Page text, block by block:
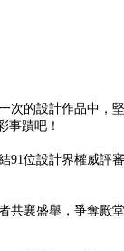
次的設計作品中，
事蹟吧！
位設計界權威
共襄盛舉，爭